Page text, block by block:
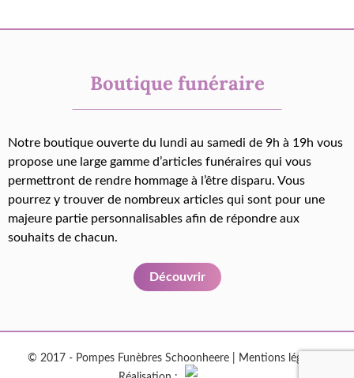
Boutique funéraire
Notre boutique ouverte du lundi au samedi de 9h à 19h vous
propose une large gamme d’articles funéraires qui vous
permettront de rendre hommage à l’être disparu. Vous
pourrez y trouver de nombreux articles qui sont pour une
majeure partie personnalisables afin de répondre aux
souhaits de chacun.
Découvrir
© 2017 - Pompes Funèbres Schoonheere | Mentions légales